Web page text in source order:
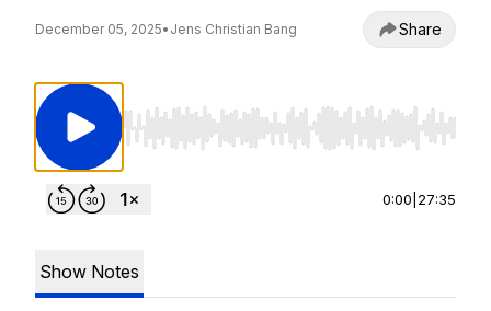
December 05, 2025• Jens Christian Bang Share
Use Left/Right to seek, Home/End to jump
0:00 27:35
Show Notes